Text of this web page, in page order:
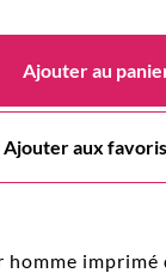
Ajouter au
Ajouter aux favoris
imprimé